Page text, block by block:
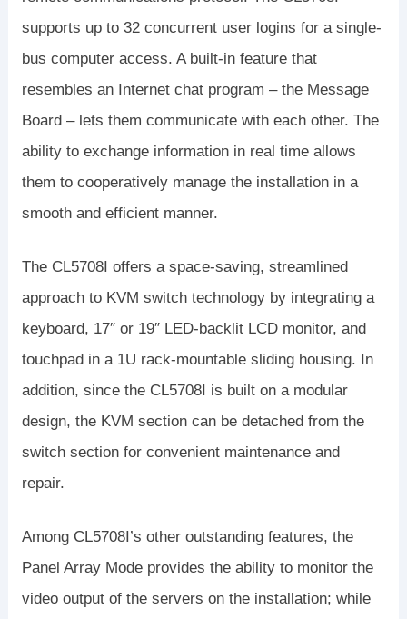
supports up to 32 concurrent user logins for a single-
bus computer access. A built-in feature that
resembles an Internet chat program – the Message
Board – lets them communicate with each other. The
ability to exchange information in real time allows
them to cooperatively manage the installation in a
smooth and efficient manner.
The CL5708I offers a space-saving, streamlined
approach to KVM switch technology by integrating a
keyboard, 17″ or 19″ LED-backlit LCD monitor, and
touchpad in a 1U rack-mountable sliding housing. In
addition, since the CL5708I is built on a modular
design, the KVM section can be detached from the
switch section for convenient maintenance and
repair.
Among CL5708I’s other outstanding features, the
Panel Array Mode provides the ability to monitor the
video output of the servers on the installation; while